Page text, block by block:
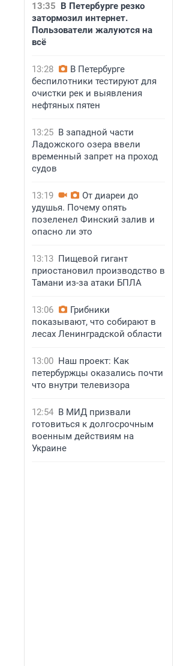
13:35 В Петербурге резко
затормозил интернет.
Пользователи жалуются на
всё
13:28
В Петербурге
беспилотники тестируют для
очистки рек и выявления
нефтяных пятен
13:25 В западной части
Ладожского озера ввели
временный запрет на проход
судов
13:19
От диареи до
удушья. Почему опять
позеленел Финский залив и
опасно ли это
13:13 Пищевой гигант
приостановил производство в
Тамани из-за атаки БПЛА
13:06
Грибники
показывают, что собирают в
лесах Ленинградской области
13:00 Наш проект: Как
петербуржцы оказались почти
что внутри телевизора
12:54 В МИД призвали
готовиться к долгосрочным
военным действиям на
Украине